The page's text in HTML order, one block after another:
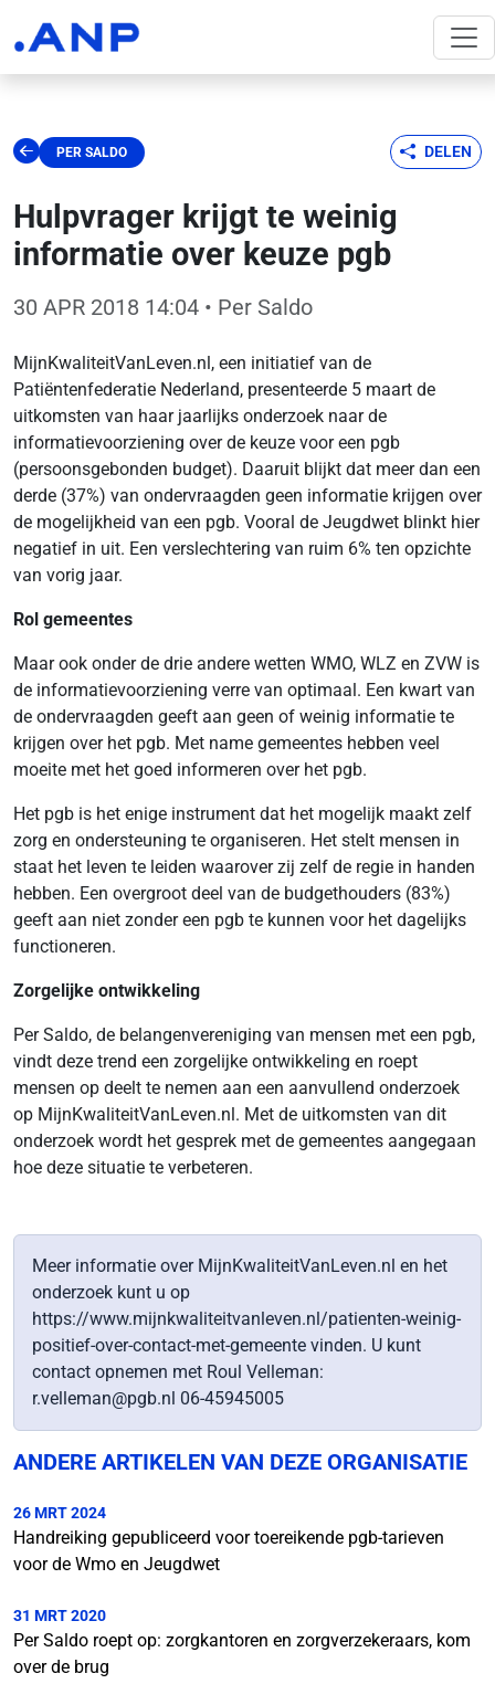
PER SALDO DELEN
Hulpvrager krijgt te weinig
informatie over keuze pgb
30 APR 2018 14:04 • Per Saldo
MijnKwaliteitVanLeven.nl, een initiatief van de
Patiëntenfederatie Nederland, presenteerde 5 maart de
uitkomsten van haar jaarlijks onderzoek naar de
informatievoorziening over de keuze voor een pgb
(persoonsgebonden budget). Daaruit blijkt dat meer dan een
derde (37%) van ondervraagden geen informatie krijgen over
de mogelijkheid van een pgb. Vooral de Jeugdwet blinkt hier
negatief in uit. Een verslechtering van ruim 6% ten opzichte
van vorig jaar.
Rol gemeentes
Maar ook onder de drie andere wetten WMO, WLZ en ZVW is
de informatievoorziening verre van optimaal. Een kwart van
de ondervraagden geeft aan geen of weinig informatie te
krijgen over het pgb. Met name gemeentes hebben veel
moeite met het goed informeren over het pgb.
Het pgb is het enige instrument dat het mogelijk maakt zelf
zorg en ondersteuning te organiseren. Het stelt mensen in
staat het leven te leiden waarover zij zelf de regie in handen
hebben. Een overgroot deel van de budgethouders (83%)
geeft aan niet zonder een pgb te kunnen voor het dagelijks
functioneren.
Zorgelijke ontwikkeling
Per Saldo, de belangenvereniging van mensen met een pgb,
vindt deze trend een zorgelijke ontwikkeling en roept
mensen op deelt te nemen aan een aanvullend onderzoek
op MijnKwaliteitVanLeven.nl. Met de uitkomsten van dit
onderzoek wordt het gesprek met de gemeentes aangegaan
hoe deze situatie te verbeteren.
Meer informatie over MijnKwaliteitVanLeven.nl en het
onderzoek kunt u op
https://www.mijnkwaliteitvanleven.nl/patienten-weinig-
positief-over-contact-met-gemeente vinden. U kunt
contact opnemen met Roul Velleman:
r.velleman@pgb.nl 06-45945005
ANDERE ARTIKELEN VAN DEZE ORGANISATIE
26 MRT 2024
Handreiking gepubliceerd voor toereikende pgb-tarieven
voor de Wmo en Jeugdwet
31 MRT 2020
Per Saldo roept op: zorgkantoren en zorgverzekeraars, kom
over de brug